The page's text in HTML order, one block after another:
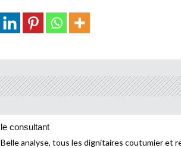
le consultant
Belle analyse, tous les dignitaires coutumier et